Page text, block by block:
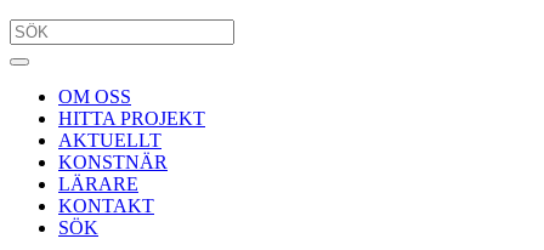
OM OSS
HITTA PROJEKT
AKTUELLT
KONSTNÄR
LÄRARE
KONTAKT
SÖK